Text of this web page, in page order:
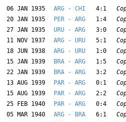
06 JAN 1935 ARG - CHI 4:1
20 JAN 1935
PER - ARG 1:4
27 JAN 1935
URU - ARG 3:0
11 NOV 1937
ARG - URU 5:1
18 JUN 1938
ARG - URU 1:0
15 JAN 1939
BRA - ARG 1:5
22 JAN 1939
BRA - ARG 3:2
13 AUG 1939
PAR - ARG 0:1
15 AUG 1939
PAR - ARG 2:2
25 FEB 1940
PAR - ARG 0:4
05 MAR 1940
ARG - BRA 6:1